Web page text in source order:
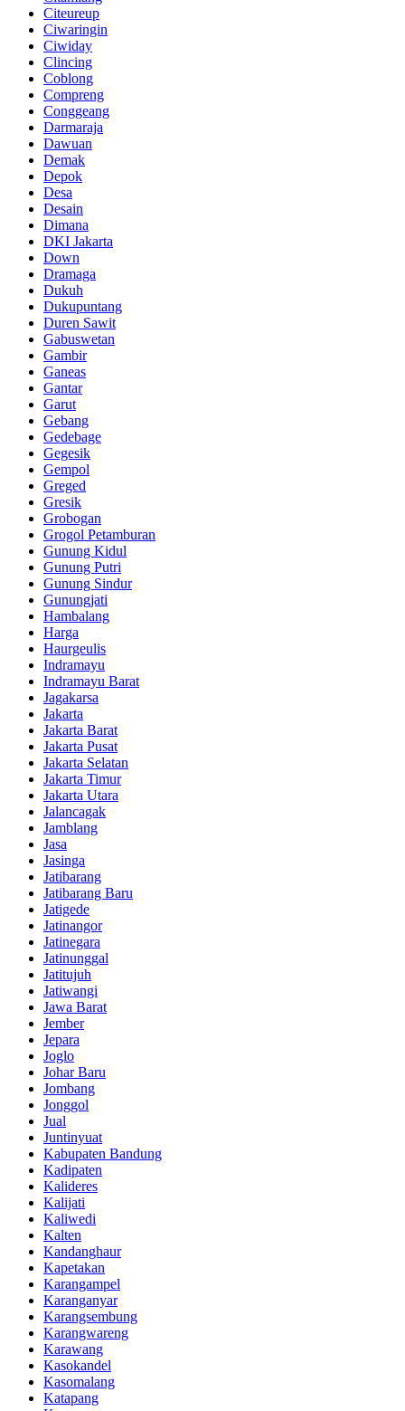
Citeureup
Ciwaringin
Ciwiday
Clincing
Coblong
Compreng
Conggeang
Darmaraja
Dawuan
Demak
Depok
Desa
Desain
Dimana
DKI Jakarta
Down
Dramaga
Dukuh
Dukupuntang
Duren Sawit
Gabuswetan
Gambir
Ganeas
Gantar
Garut
Gebang
Gedebage
Gegesik
Gempol
Greged
Gresik
Grobogan
Grogol Petamburan
Gunung Kidul
Gunung Putri
Gunung Sindur
Gunungjati
Hambalang
Harga
Haurgeulis
Indramayu
Indramayu Barat
Jagakarsa
Jakarta
Jakarta Barat
Jakarta Pusat
Jakarta Selatan
Jakarta Timur
Jakarta Utara
Jalancagak
Jamblang
Jasa
Jasinga
Jatibarang
Jatibarang Baru
Jatigede
Jatinangor
Jatinegara
Jatinunggal
Jatitujuh
Jatiwangi
Jawa Barat
Jember
Jepara
Joglo
Johar Baru
Jombang
Jonggol
Jual
Juntinyuat
Kabupaten Bandung
Kadipaten
Kalideres
Kalijati
Kaliwedi
Kalten
Kandanghaur
Kapetakan
Karangampel
Karanganyar
Karangsembung
Karangwareng
Karawang
Kasokandel
Kasomalang
Katapang